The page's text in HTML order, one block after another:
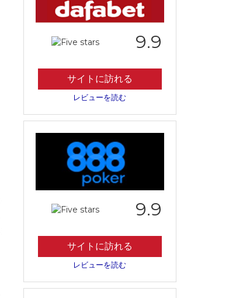
9.9
サイトに訪れる
レビューを読む
9.9
サイトに訪れる
レビューを読む